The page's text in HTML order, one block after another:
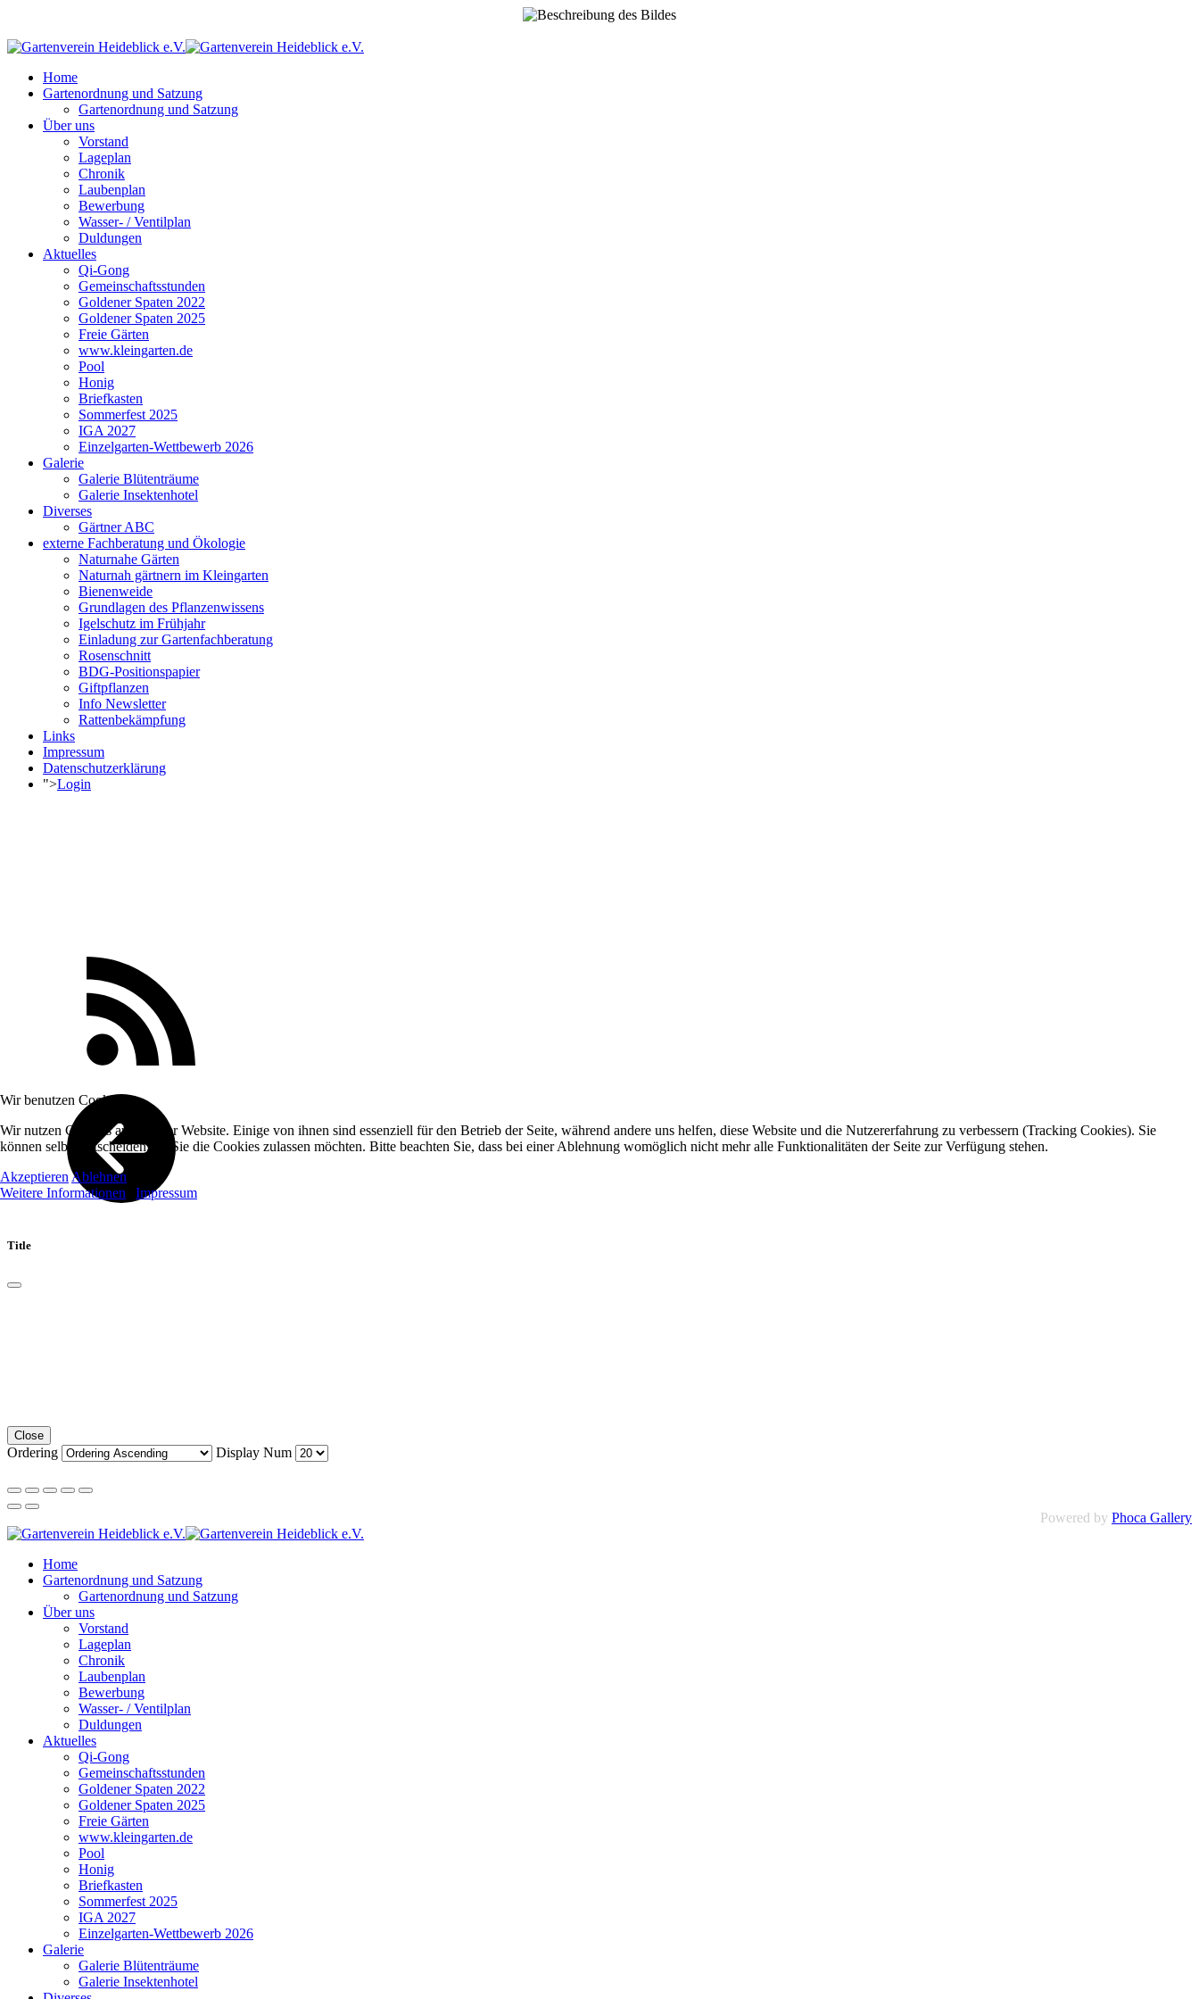
Home
Gartenordnung und Satzung
Gartenordnung und Satzung
Über uns
Vorstand
Lageplan
Chronik
Laubenplan
Bewerbung
Wasser- / Ventilplan
Duldungen
Aktuelles
Qi-Gong
Gemeinschaftsstunden
Goldener Spaten 2022
Goldener Spaten 2025
Freie Gärten
www.kleingarten.de
Pool
Honig
Briefkasten
Sommerfest 2025
IGA 2027
Einzelgarten-Wettbewerb 2026
Galerie
Galerie Blütenträume
Galerie Insektenhotel
Diverses
Gärtner ABC
externe Fachberatung und Ökologie
Naturnahe Gärten
Naturnah gärtnern im Kleingarten
Bienenweide
Grundlagen des Pflanzenwissens
Igelschutz im Frühjahr
Einladung zur Gartenfachberatung
Rosenschnitt
BDG-Positionspapier
Giftpflanzen
Info Newsletter
Rattenbekämpfung
Links
Impressum
Datenschutzerklärung
">Login
Title
Close
Ordering Display Num
Powered by Phoca Gallery
Home
Gartenordnung und Satzung
Gartenordnung und Satzung
Über uns
Vorstand
Lageplan
Chronik
Laubenplan
Bewerbung
Wasser- / Ventilplan
Duldungen
Aktuelles
Qi-Gong
Gemeinschaftsstunden
Goldener Spaten 2022
Goldener Spaten 2025
Freie Gärten
www.kleingarten.de
Pool
Honig
Briefkasten
Sommerfest 2025
IGA 2027
Einzelgarten-Wettbewerb 2026
Galerie
Galerie Blütenträume
Galerie Insektenhotel
Wir benutzen Cookies
Wir nutzen Cookies auf unserer Website. Einige von ihnen sind essenziell für den Betrieb der Seite, während andere uns helfen, diese Website und die Nutzererfahrung zu verbessern (Tracking Cookies). Sie
können selbst entscheiden, ob Sie die Cookies zulassen möchten. Bitte beachten Sie, dass bei einer Ablehnung womöglich nicht mehr alle Funktionalitäten der Seite zur Verfügung stehen.
Akzeptieren Ablehnen
Weitere Informationen
Impressum